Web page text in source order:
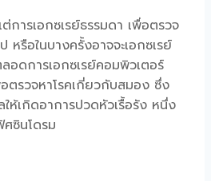
การเอกซเรย์ธรรมดา เพื่อตรวจ
หรือในบางครั้งอาจจะเอกซเรย์
ดการเอกซเรย์คอมพิวเตอร์
ตรวจหาโรคเกี่ยวกับสมอง ซึ่ง
ห้เกิดอาการปวดหัวเรื้อรัง หนึ่ง
ซินโดรม